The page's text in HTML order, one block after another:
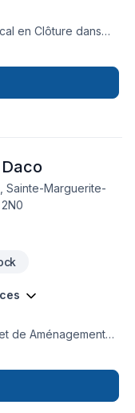
en Clôture dans
combinant
: concrétiser
vos délais et
Sainte-Marguerite-
de Aménagement
Muret, Pavage,
Transport est
envers la qualité